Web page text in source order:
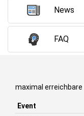
News
FAQ
maximal erreichbare
Event